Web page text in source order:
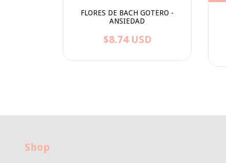
FLORES DE BACH GOTERO -
ANSIEDAD
$8.74 USD
Shop